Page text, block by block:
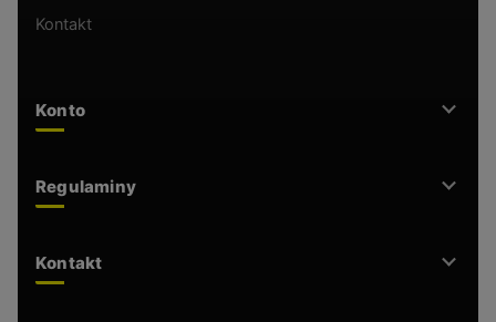
Kontakt
Konto
Regulaminy
Kontakt